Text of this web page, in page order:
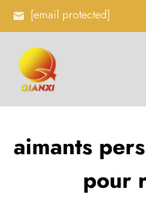
[email protected]
aimants
pour